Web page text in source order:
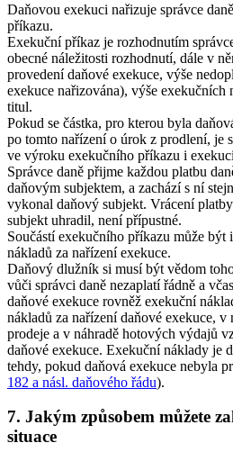
Daňovou exekuci nařizuje správce
příkazu.
Exekuční příkaz je rozhodnutím
obecné náležitosti rozhodnutí, dále v
provedení daňové exekuce, výše
exekuce nařizována), výše exekučních
titul.
Pokud se částka, pro kterou byla
po tomto nařízení o úrok z prodlení, je
ve výroku exekučního příkazu i
Správce daně přijme každou platbu
daňovým subjektem, a zachází s ní
vykonal daňový subjekt. Vrácení
subjekt uhradil, není přípustné.
Součástí exekučního příkazu může být
nákladů za nařízení exekuce.
Daňový dlužník si musí být vědom
vůči správci daně nezaplatí řádně a
daňové exekuce rovněž exekuční
nákladů za nařízení daňové exekuce, v
prodeje a v náhradě hotových výdajů
daňové exekuce. Exekuční náklady je
tehdy, pokud daňová exekuce nebyla
182 a násl. daňového řádu).
7. Jakým způsobem můžete
situace